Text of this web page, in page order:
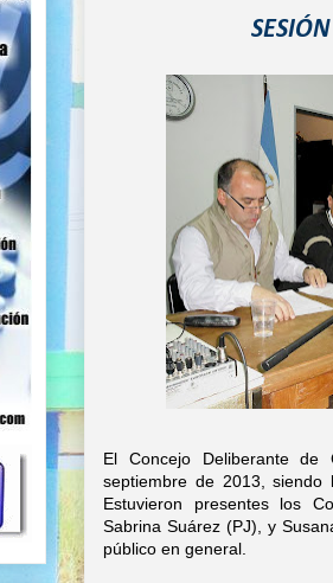
El Concejo Deliberante
septiembre de 2013, siendo
Estuvieron presentes los
Sabrina Suárez (PJ), y
público en general.